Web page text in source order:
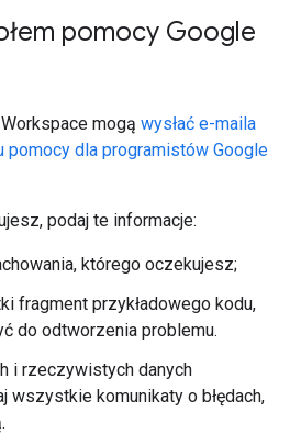
pomocy Google
mogą wysłać e-maila
pomocy dla programistów Google
podaj te informacje:
którego oczekujesz;
fragment przykładowego kodu,
do odtworzenia problemu.
i rzeczywistych danych
wszystkie komunikaty o błędach,